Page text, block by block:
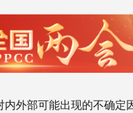
部可能出现的不确定